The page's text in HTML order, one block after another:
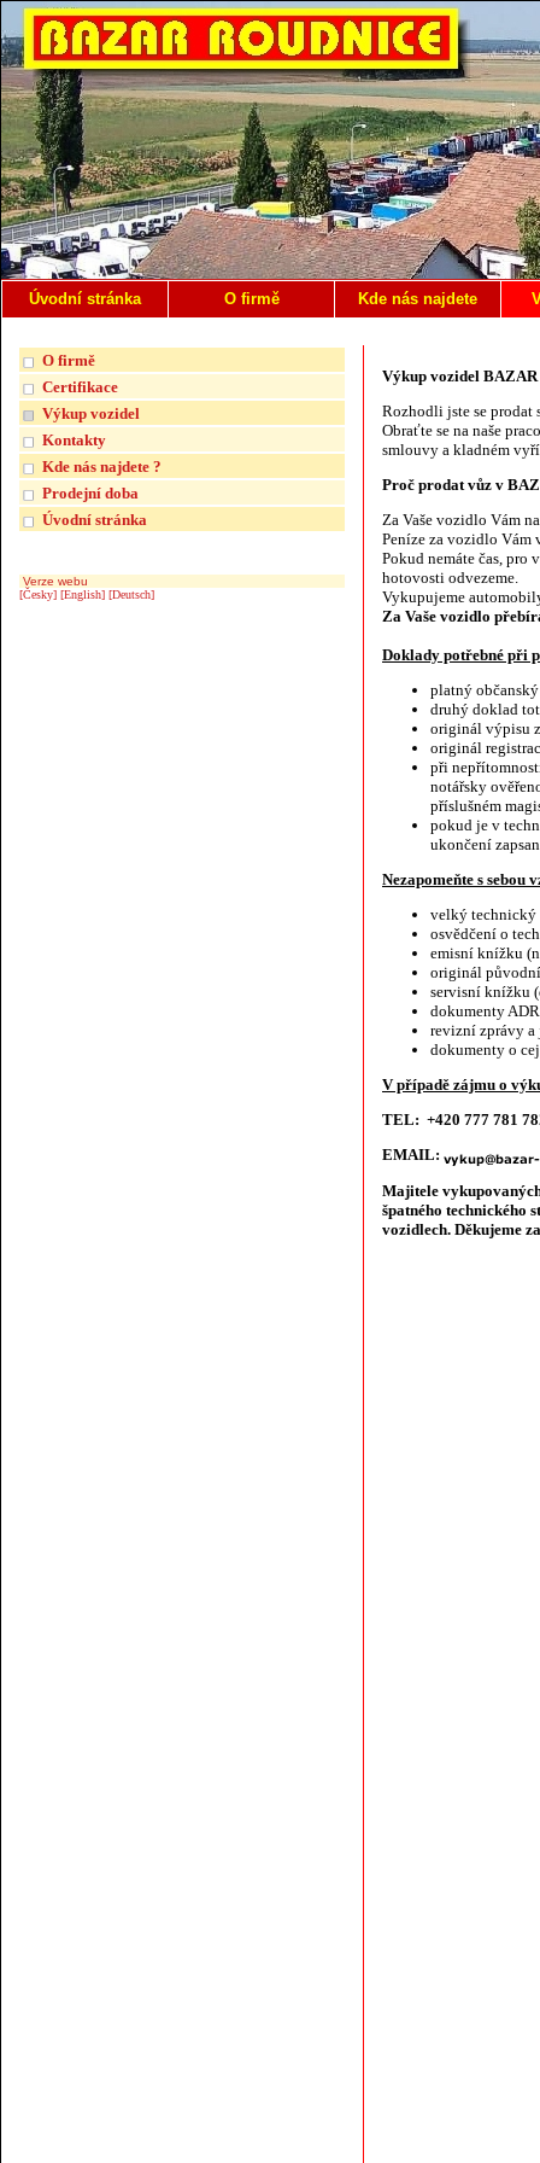
Úvodní stránka O firmě Kde nás najdete
O firmě
Certifikace
Výkup vozidel
Kontakty
Kde nás najdete ?
Prodejní doba
Úvodní stránka
Verze webu
[Česky] [English] [Deutsch]
Výkup vozidel
Rozhodli jste se prodat
Obraťte se na naše
smlouvy a kladném
Proč prodat vůz v
Za Vaše vozidlo Vám
Peníze za vozidlo Vám
Pokud nemáte čas, pro
hotovosti odvezeme.
Vykupujeme
Za Vaše vozidlo
Doklady potřebné při
platný
druhý doklad
originál výpisu
originál
při
notářsky
příslušném
pokud je v
ukončení
Nezapomeňte s
velký technický
osvědčení o
emisní knížku
originál
servisní knížku
dokumenty
revizní zprávy a
dokumenty o
V případě zájmu o
TEL: +420 777 781
EMAIL:
Majitele
špatného technického
vozidlech. Děkujeme